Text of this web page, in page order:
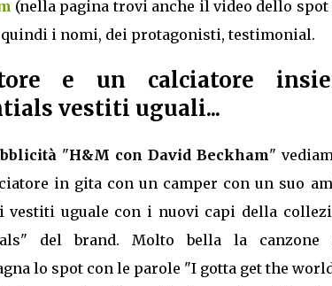
(nella pagina trovi anche il video dello
i nomi, dei protagonisti, testimonial.
e un calciatore
vestiti uguali...
"H&M con David Beckham"
in gita con un camper con un suo
vestiti uguale con i nuovi capi della
del brand. Molto bella la canzone
lo spot con le parole "I gotta get the